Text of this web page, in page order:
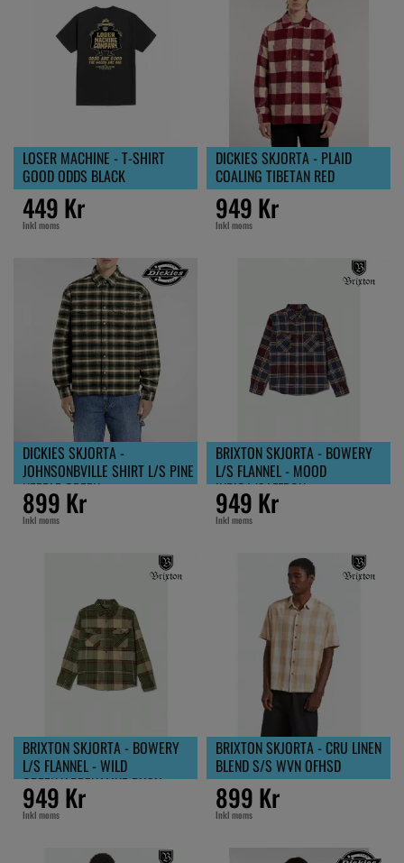
LOSER MACHINE - T-SHIRT
GOOD ODDS BLACK
449 Kr
Inkl moms
DICKIES SKJORTA - PLAID
COALING TIBETAN RED
949 Kr
Inkl moms
DICKIES SKJORTA -
JOHNSONBVILLE SHIRT L/S PINE
NEEDLE GREEN
899 Kr
Inkl moms
BRIXTON SKJORTA - BOWERY
L/S FLANNEL - MOOD
INDIGA/SAFFRON
949 Kr
Inkl moms
BRIXTON SKJORTA - BOWERY
L/S FLANNEL - WILD
GREEN/ADRENALINE RUSH
949 Kr
Inkl moms
BRIXTON SKJORTA - CRU LINEN
BLEND S/S WVN OFHSD
899 Kr
Inkl moms